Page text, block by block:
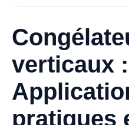
verticaux :
pratiques